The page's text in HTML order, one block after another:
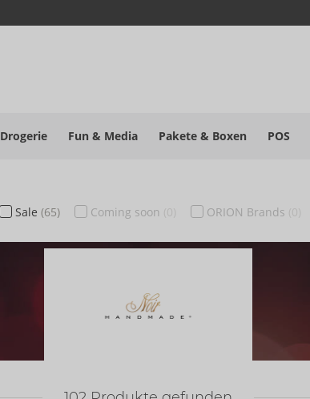
Drogerie Fun & Media Pakete & Boxen POS
Sale (65) Coming soon (0) ORION Brands (0)